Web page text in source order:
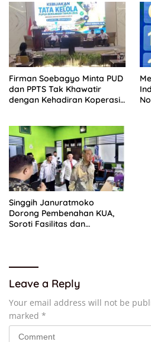
Firman Soebagyo Minta PUD
dan PPTS Tak Khawatir
dengan Kehadiran Koperasi
Singgih Januratmoko
Dorong Pembenahan KUA,
Soroti Fasilitas dan
Leave a Reply
Your email address will not be
marked *